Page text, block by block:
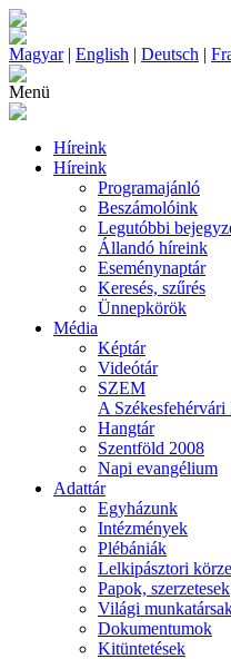
Magyar| English | Deutsch |
Menü
Híreink
Híreink
Programajánló
Beszámolóink
Legutóbbi
Állandó híreink
Eseménynaptár
Keresés, szűrés
Ünnepkörök
Média
Képtár
Videótár
SZEM
A
Hangtár
Szentföld 2008
Napi evangélium
Adattár
Egyházunk
Intézmények
Plébániák
Lelkipásztori
Papok, szerzetesek
Világi
Dokumentumok
Kitüntetések